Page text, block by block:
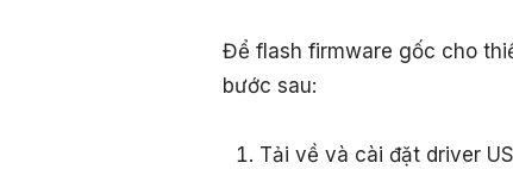
Để flash firmware gốc cho
bước sau:
Tải về và cài đặt driver